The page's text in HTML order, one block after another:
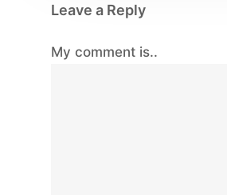
Leave a Reply
My comment is..